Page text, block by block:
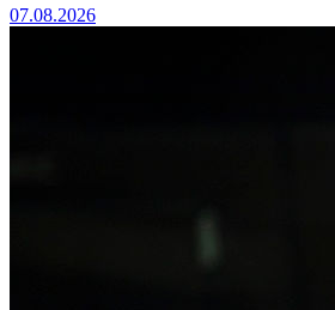
07.08.2026